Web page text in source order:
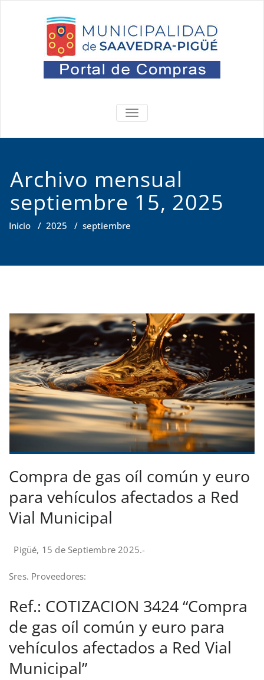
Portal
Oficina de Compras
ALTERNAR
NAVEGACIÓN
Archivo mensual
septiembre 15, 2025
Inicio / 2025 / septiembre
Compra de gas oíl común y euro
para vehículos afectados a Red
Vial Municipal
Pigüé, 15 de Septiembre 2025.-
Sres. Proveedores:
Ref.: COTIZACION 3424 “Compra
de gas oíl común y euro para
vehículos afectados a Red Vial
Municipal”